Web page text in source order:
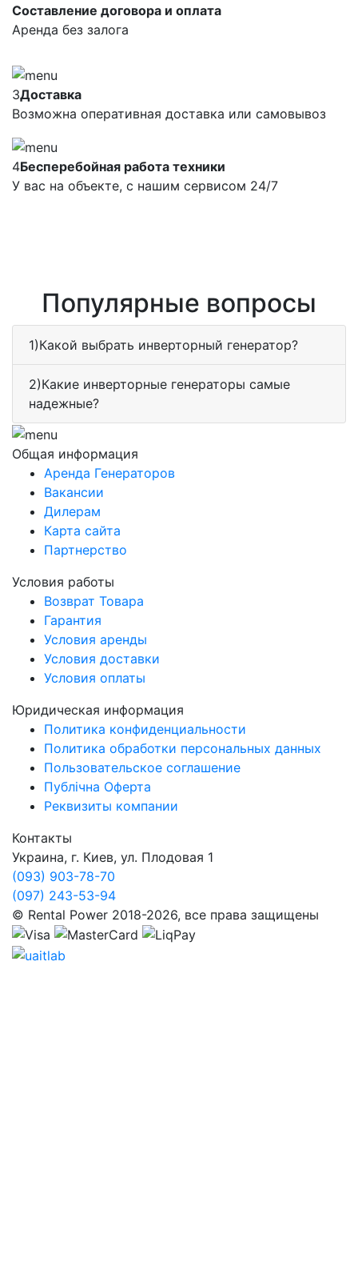
Составление договора и оплата
Аренда без залога
3Доставка
Возможна оперативная доставка или самовывоз
4Бесперебойная работа техники
У вас на объекте, с нашим сервисом 24/7
Популярные вопросы
1)Какой выбрать инверторный генератор?
2)Какие инверторные генераторы самые
надежные?
Общая информация
Аренда Генераторов
Вакансии
Дилерам
Карта сайта
Партнерство
Условия работы
Возврат Товара
Гарантия
Условия аренды
Условия доставки
Условия оплаты
Юридическая информация
Политика конфиденциальности
Политика обработки персональных данных
Пользовательское соглашение
Публічна Оферта
Реквизиты компании
Контакты
Украина, г. Киев, ул. Плодовая 1
(093) 903-78-70
(097) 243-53-94
© Rental Power 2018-2026, все права защищены